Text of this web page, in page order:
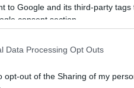
to Google and its third-party
consent section.
Data Processing Opt Outs
opt-out of the Sharing of my
deCheats , allí se
ese apartado se puede
en modo automático y
que funcione de manera